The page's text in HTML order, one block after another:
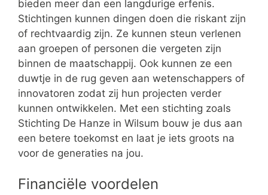
bieden meer dan een langdurige erfenis.
Stichtingen kunnen dingen doen die riskant zijn
of rechtvaardig zijn. Ze kunnen steun verlenen
aan groepen of personen die vergeten zijn
binnen de maatschappij. Ook kunnen ze een
duwtje in de rug geven aan wetenschappers of
innovatoren zodat zij hun projecten verder
kunnen ontwikkelen. Met een stichting zoals
Stichting De Hanze in Wilsum bouw je dus aan
een betere toekomst en laat je iets groots na
voor de generaties na jou.
Financiële voordelen